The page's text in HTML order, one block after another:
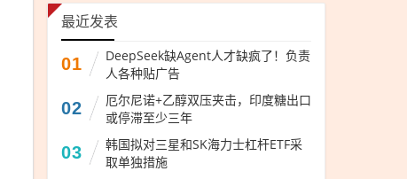
最近发表
01
DeepSeek缺Agent人才缺疯了！负责
人各种贴广告
02
厄尔尼诺+乙醇双压夹击，印度糖出口
或停滞至少三年
03
韩国拟对三星和SK海力士杠杆ETF采
取单独措施